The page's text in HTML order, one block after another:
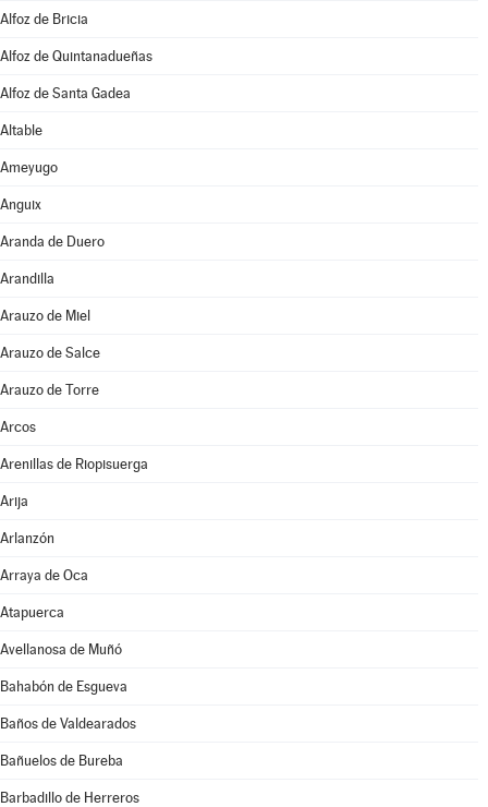
Alfoz de Bricia
Alfoz de Quintanadueñas
Alfoz de Santa Gadea
Altable
Ameyugo
Anguix
Aranda de Duero
Arandilla
Arauzo de Miel
Arauzo de Salce
Arauzo de Torre
Arcos
Arenillas de Riopisuerga
Arija
Arlanzón
Arraya de Oca
Atapuerca
Avellanosa de Muñó
Bahabón de Esgueva
Baños de Valdearados
Bañuelos de Bureba
Barbadillo de Herreros